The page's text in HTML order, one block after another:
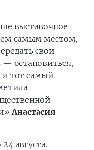
выставочное
самым местом,
свои
— остановиться,
тот самый
Анастасия
августа.